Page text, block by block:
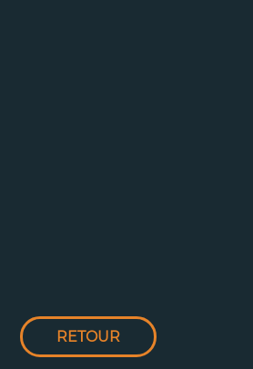
RETOUR